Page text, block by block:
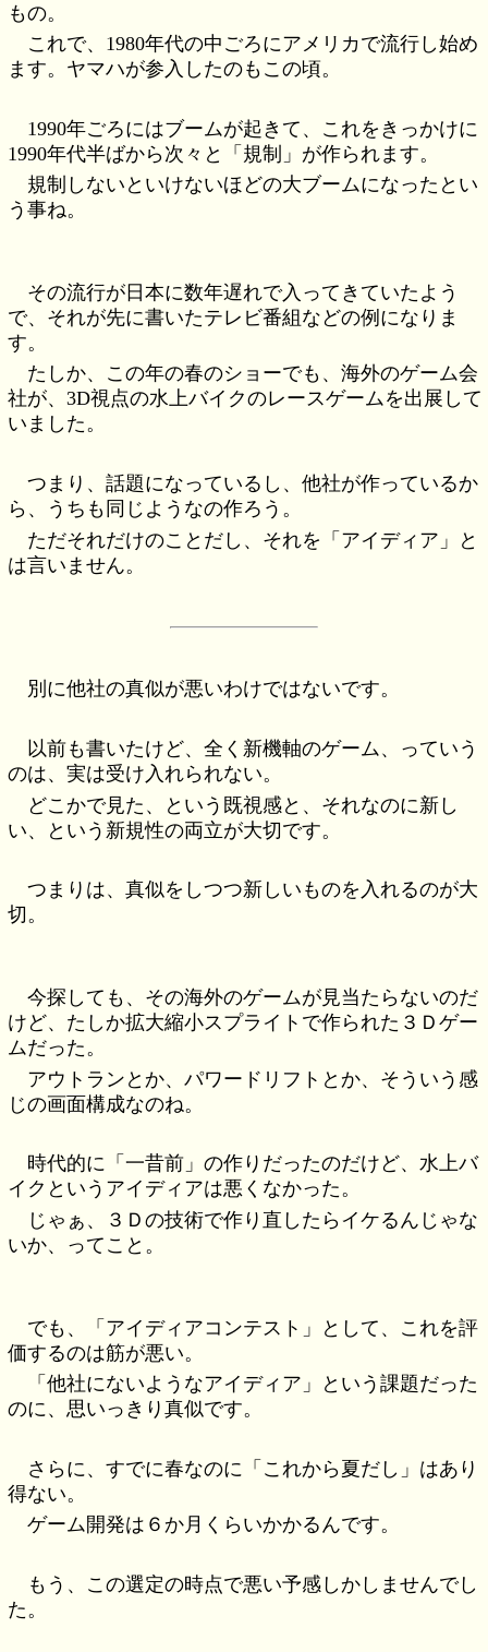
もの。
これで、1980年代の中ごろにアメリカで流行し始め
ます。ヤマハが参入したのもこの頃。
1990年ごろにはブームが起きて、これをきっかけに
1990年代半ばから次々と「規制」が作られます。
規制しないといけないほどの大ブームになったとい
う事ね。
その流行が日本に数年遅れで入ってきていたよう
で、それが先に書いたテレビ番組などの例になりま
す。
たしか、この年の春のショーでも、海外のゲーム会
社が、3D視点の水上バイクのレースゲームを出展して
いました。
つまり、話題になっているし、他社が作っているか
ら、うちも同じようなの作ろう。
ただそれだけのことだし、それを「アイディア」と
は言いません。
別に他社の真似が悪いわけではないです。
以前も書いたけど、全く新機軸のゲーム、っていう
のは、実は受け入れられない。
どこかで見た、という既視感と、それなのに新し
い、という新規性の両立が大切です。
つまりは、真似をしつつ新しいものを入れるのが大
切。
今探しても、その海外のゲームが見当たらないのだ
けど、たしか拡大縮小スプライトで作られた３Ｄゲー
ムだった。
アウトランとか、パワードリフトとか、そういう感
じの画面構成なのね。
時代的に「一昔前」の作りだったのだけど、水上バ
イクというアイディアは悪くなかった。
じゃぁ、３Ｄの技術で作り直したらイケるんじゃな
いか、ってこと。
でも、「アイディアコンテスト」として、これを評
価するのは筋が悪い。
「他社にないようなアイディア」という課題だった
のに、思いっきり真似です。
さらに、すでに春なのに「これから夏だし」はあり
得ない。
ゲーム開発は６か月くらいかかるんです。
もう、この選定の時点で悪い予感しかしませんでし
た。